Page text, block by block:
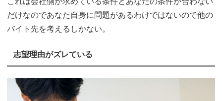
だけなのであなた自身に問題があるわけではないので他の
バイト先を考えるしかない。
志望理由がズレている